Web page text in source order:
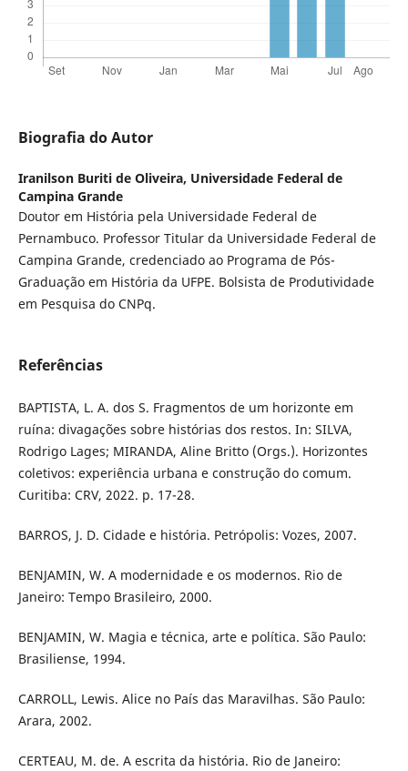
Biografia do Autor
Iranilson Buriti de Oliveira, Universidade Federal de
Campina Grande
Doutor em História pela Universidade Federal de
Pernambuco. Professor Titular da Universidade Federal de
Campina Grande, credenciado ao Programa de Pós-
Graduação em História da UFPE. Bolsista de Produtividade
em Pesquisa do CNPq.
Referências
BAPTISTA, L. A. dos S. Fragmentos de um horizonte em
ruína: divagações sobre histórias dos restos. In: SILVA,
Rodrigo Lages; MIRANDA, Aline Britto (Orgs.). Horizontes
coletivos: experiência urbana e construção do comum.
Curitiba: CRV, 2022. p. 17-28.
BARROS, J. D. Cidade e história. Petrópolis: Vozes, 2007.
BENJAMIN, W. A modernidade e os modernos. Rio de
Janeiro: Tempo Brasileiro, 2000.
BENJAMIN, W. Magia e técnica, arte e política. São Paulo:
Brasiliense, 1994.
CARROLL, Lewis. Alice no País das Maravilhas. São Paulo:
Arara, 2002.
CERTEAU, M. de. A escrita da história. Rio de Janeiro: